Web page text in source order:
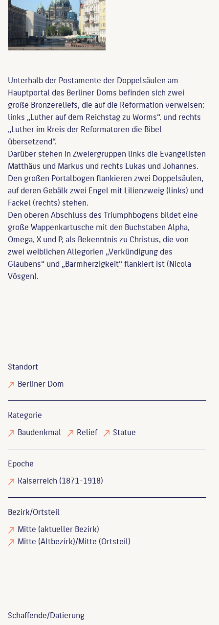
Unterhalb der Postamente der Doppelsäulen am
Hauptportal des Berliner Doms befinden sich zwei
große Bronzereliefs, die auf die Reformation verweisen:
links „Luther auf dem Reichstag zu Worms“. und rechts
„Luther im Kreis der Reformatoren die Bibel
übersetzend“.
Darüber stehen in Zweiergruppen links die Evangelisten
Matthäus und Markus und rechts Lukas und Johannes.
Den großen Portalbogen flankieren zwei Doppelsäulen,
auf deren Gebälk zwei Engel mit Lilienzweig (links) und
Fackel (rechts) stehen.
Den oberen Abschluss des Triumphbogens bildet eine
große Wappenkartusche mit den Buchstaben Alpha,
Omega, X und P, als Bekenntnis zu Christus, die von
zwei weiblichen Allegorien „Verkündigung des
Glaubens“ und „Barmherzigkeit“ flankiert ist (Nicola
Vösgen).
Standort
Berliner Dom
Kategorie
Baudenkmal
Relief Statue
Epoche
Kaiserreich (1871-1918)
Bezirk/Ortsteil
Mitte (aktueller Bezirk)
Mitte (Altbezirk)/Mitte (Ortsteil)
Schaffende/Datierung